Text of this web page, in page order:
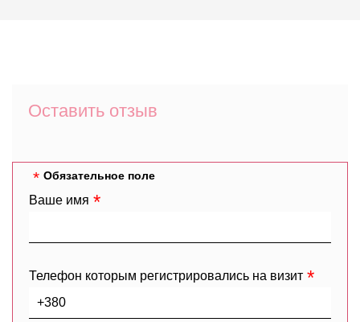
Оставить отзыв
Обязательное поле
Ваше имя
Телефон которым регистрировались на визит